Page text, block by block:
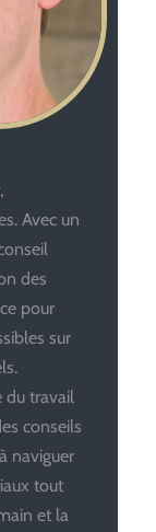
Avec un
des
pour
sur
du travail
conseils
naviguer
tout
et la